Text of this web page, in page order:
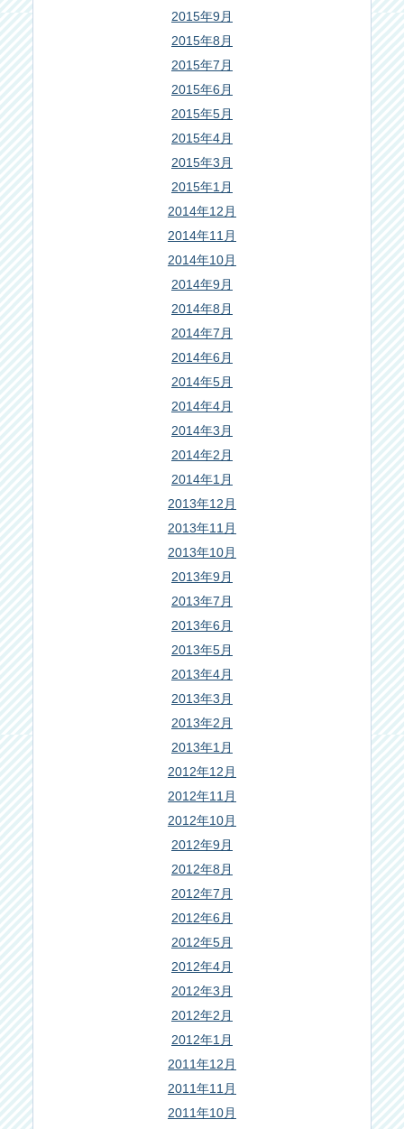
2015年9月
2015年8月
2015年7月
2015年6月
2015年5月
2015年4月
2015年3月
2015年1月
2014年12月
2014年11月
2014年10月
2014年9月
2014年8月
2014年7月
2014年6月
2014年5月
2014年4月
2014年3月
2014年2月
2014年1月
2013年12月
2013年11月
2013年10月
2013年9月
2013年7月
2013年6月
2013年5月
2013年4月
2013年3月
2013年2月
2013年1月
2012年12月
2012年11月
2012年10月
2012年9月
2012年8月
2012年7月
2012年6月
2012年5月
2012年4月
2012年3月
2012年2月
2012年1月
2011年12月
2011年11月
2011年10月